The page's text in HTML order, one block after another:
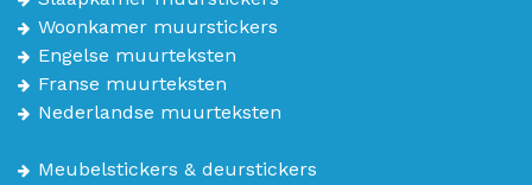
Woonkamer muurstickers
Engelse muurteksten
Franse muurteksten
Nederlandse muurteksten
Meubelstickers & deurstickers